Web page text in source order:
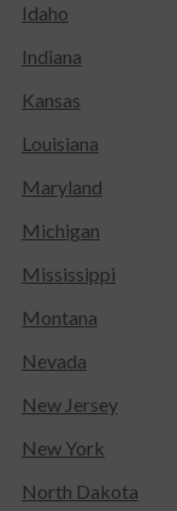
Idaho
Indiana
Kansas
Louisiana
Maryland
Michigan
Mississippi
Montana
Nevada
New Jersey
New York
North Dakota